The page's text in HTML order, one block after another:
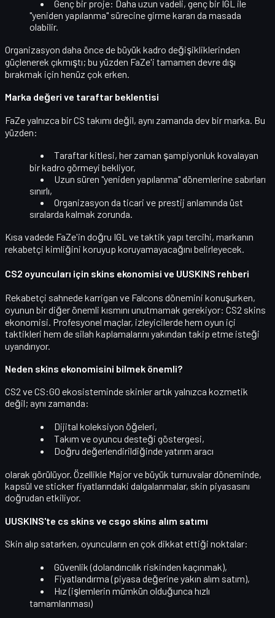
Genç bir proje: Daha uzun vadeli, genç bir IGL ile
"yeniden yapılanma" sürecine girme kararı da masada
olabilir.
Organizasyon daha önce de büyük kadro değişikliklerinden
güçlenerek çıkmıştı; bu yüzden FaZe'i tamamen devre dışı
bırakmak için henüz çok erken.
Marka değeri ve taraftar beklentisi
FaZe yalnızca bir CS takımı değil, aynı zamanda dev bir marka. Bu
yüzden:
Taraftar kitlesi, her zaman şampiyonluk kovalayan
bir kadro görmeyi bekliyor,
Uzun süren "yeniden yapılanma" dönemlerine sabırları
sınırlı,
Organizasyon da ticari ve prestij anlamında üst
sıralarda kalmak zorunda.
Kısa vadede FaZe'in doğru IGL ve taktik yapı tercihi, markanın
rekabetçi kimliğini koruyup koruyamayacağını belirleyecek.
CS2 oyuncuları için skins ekonomisi ve UUSKINS rehberi
Rekabetçi sahnede karrigan ve Falcons dönemini konuşurken,
oyunun bir diğer önemli kısmını unutmamak gerekiyor: CS2 skins
ekonomisi. Profesyonel maçlar, izleyicilerde hem oyun içi
taktikleri hem de silah kaplamalarını yakından takip etme isteği
uyandırıyor.
Neden skins ekonomisini bilmek önemli?
CS2 ve CS:GO ekosisteminde skinler artık yalnızca kozmetik
değil; aynı zamanda:
Dijital koleksiyon öğeleri,
Takım ve oyuncu desteği göstergesi,
Doğru değerlendirildiğindeyatırım aracı
olarak görülüyor. Özellikle Major ve büyük turnuvalar döneminde,
kapsül ve sticker fiyatlarındaki dalgalanmalar, skin piyasasını
doğrudan etkiliyor.
UUSKINS'te cs skins ve csgo skins alım satımı
Skin alıp satarken, oyuncuların en çok dikkat ettiği noktalar:
Güvenlik(dolandırıcılık riskinden kaçınmak),
Fiyatlandırma(piyasa değerine yakın alım satım),
Hız(işlemlerin mümkün olduğunca hızlı
tamamlanması)